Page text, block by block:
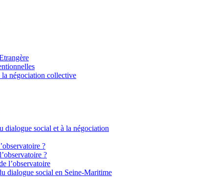
négociation collective
dialogue social et à la négociation
?
?
l’observatoire
dialogue social en Seine-Maritime